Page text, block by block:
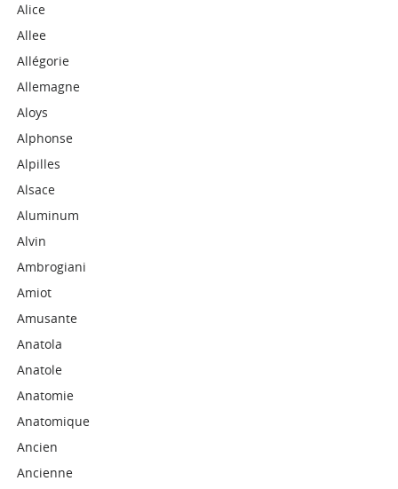
Alice
Allee
Allégorie
Allemagne
Aloys
Alphonse
Alpilles
Alsace
Aluminum
Alvin
Ambrogiani
Amiot
Amusante
Anatola
Anatole
Anatomie
Anatomique
Ancien
Ancienne